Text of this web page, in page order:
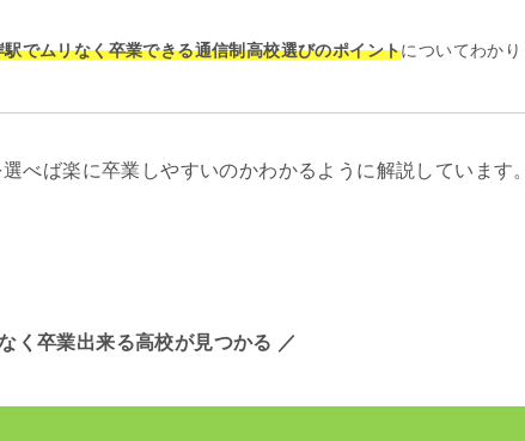
駅でムリなく卒業できる通信制高校選びのポイントについてわかり
べば楽に卒業しやすいのかわかるように解説しています。
く卒業出来る高校が見つかる ／